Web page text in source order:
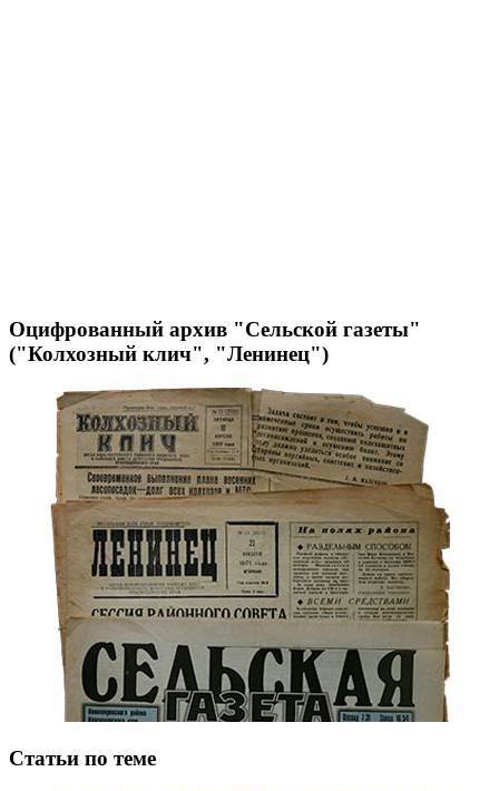
Оцифрованный архив "Сельской газеты"
("Колхозный клич", "Ленинец")
Статьи по теме